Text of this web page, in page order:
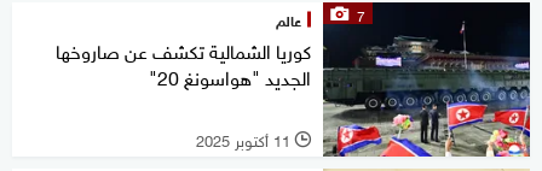
7 عالم
كوريا الشمالية تكشف عن صاروخها
الجديد "هواسونغ 20"
l 11 أكتوبر 2025